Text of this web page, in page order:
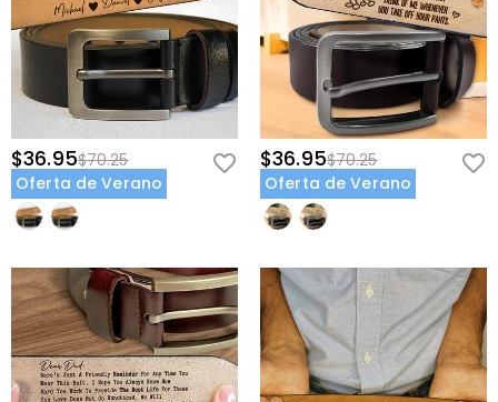
$36.95$70.25
Oferta de Verano
$36.95$70.25
Oferta de Verano